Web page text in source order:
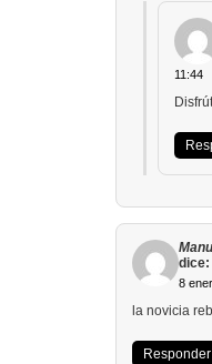
11:44
dice:
8
la novicia
Responder